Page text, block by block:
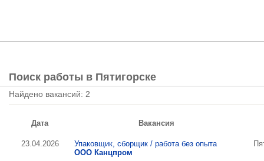
Поиск работы в Пятигорске
Найдено вакансий: 2
Дата Вакансия
23.04.2026
Упаковщик, сборщик / работа без опыта
ООО Канцпром